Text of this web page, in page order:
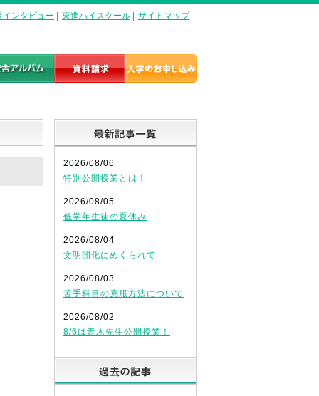
インタビュー 東進ハイスクール サイトマップ
2026/08/06
特別公開授業とは！
2026/08/05
低学年生徒の夏休み
2026/08/04
文明開化にめくられて
2026/08/03
苦手科目の克服方法について
2026/08/02
8/6は青木先生公開授業！